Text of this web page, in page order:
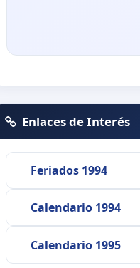
Enlaces de Interés
Feriados 1994
Calendario 1994
Calendario 1995